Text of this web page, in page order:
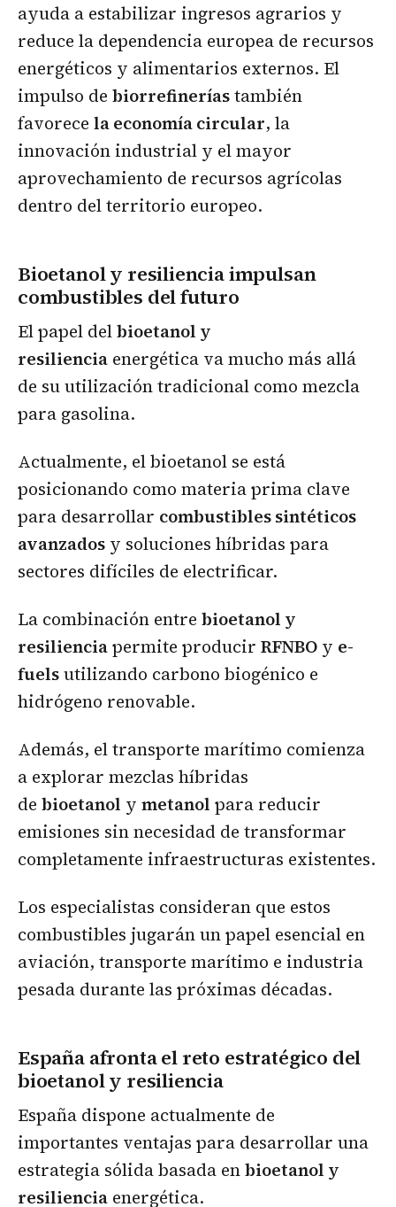
ayuda a estabilizar ingresos agrarios y
reduce la dependencia europea de recursos
energéticos y alimentarios externos. El
impulso de biorrefineríastambién
favorece la economía circular, la
innovación industrial y el mayor
aprovechamiento de recursos agrícolas
dentro del territorio europeo.
Bioetanol y resiliencia impulsan
combustibles del futuro
El papel delbioetanol y
resiliencia energética va mucho más allá
de su utilización tradicional como mezcla
para gasolina.
Actualmente, el bioetanol se está
posicionando como materia prima clave
para desarrollar combustibles sintéticos
avanzados y soluciones híbridas para
sectores difíciles de electrificar.
La combinación entre bioetanol y
resilienciapermite producir RFNBO y e-
fuelsutilizando carbono biogénico e
hidrógeno renovable.
Además, el transporte marítimo comienza
a explorar mezclas híbridas
de bioetanol y metanol para reducir
emisiones sin necesidad de transformar
completamente infraestructuras existentes.
Los especialistas consideran que estos
combustibles jugarán un papel esencial en
aviación, transporte marítimo e industria
pesada durante las próximas décadas.
España afronta el reto estratégico del
bioetanol y resiliencia
España dispone actualmente de
importantes ventajas para desarrollar una
estrategia sólida basada enbioetanol y
resiliencia energética.